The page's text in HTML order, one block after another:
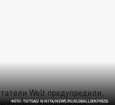
ФОТО: TSITSAGI NIKITA/NEWS.RU/GLOBALLOOKPRESS